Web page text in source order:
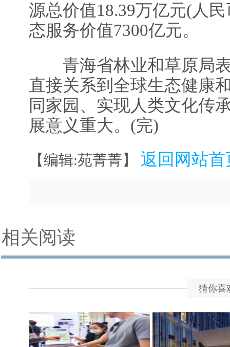
源总价值18.39万亿元(人
态服务价值7300亿元。
青海省林业和草原局表
直接关系到全球生态健康
同家园、实现人类文化传
展意义重大。(完)
【编辑:苑菁菁】 返回网站首
相关阅读
猜你喜